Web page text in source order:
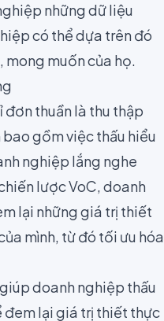
những dữ liệu
có thể dựa trên đó
mong muốn của họ.
đơn thuần là thu thập
gồm việc thấu hiểu
nghiệp lắng nghe
lược VoC, doanh
lại những giá trị thiết
mình, từ đó tối ưu hóa